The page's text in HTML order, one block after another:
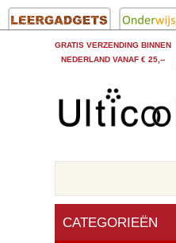
GRATIS VERZENDING BINNEN
NEDERLAND VANAF € 25,--
CATEGORIEËN